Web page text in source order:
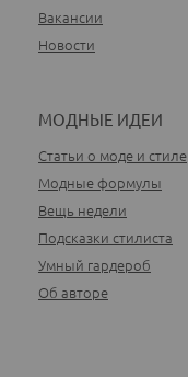
Вакансии
Новости
МОДНЫЕ ИДЕИ
Статьи о моде и стиле
Модные формулы
Вещь недели
Подсказки стилиста
Умный гардероб
Об авторе